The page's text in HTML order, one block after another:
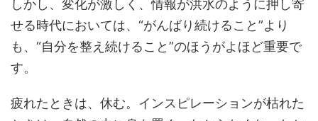
しかし、変化が激しく、情報が洪水のように押し寄
せる時代においては、“がんばり続けること”より
も、“自分を整え続けること”のほうがよほど重要で
す。
疲れたときは、休む。インスピレーションが枯れた